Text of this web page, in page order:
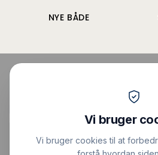
NYE BÅDE
Vis alle billeder